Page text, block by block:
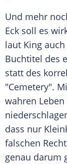
Und mehr
Eck soll es
laut King
Buchtitel des
statt des
"Cemetery".
wahren
dass nur
falschen
genau darum